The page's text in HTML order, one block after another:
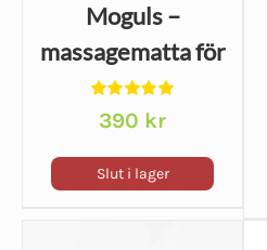
Moguls –
massagematta för
zonterapi och
blodcirkulation
Betygsatt
5.00av 5
390 kr
Slut i lager